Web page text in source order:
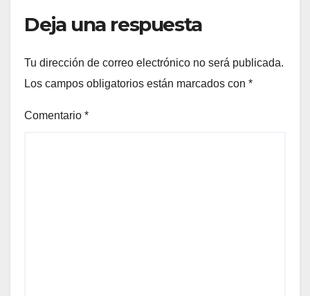
Deja una respuesta
Tu dirección de correo electrónico no será publicada.
Los campos obligatorios están marcados con *
Comentario *